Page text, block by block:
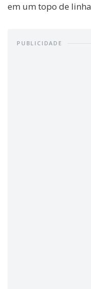
em um topo de
PUBLICIDADE